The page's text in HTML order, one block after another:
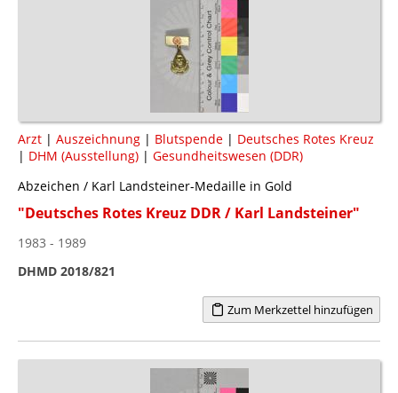
Arzt | Auszeichnung | Blutspende | Deutsches Rotes Kreuz
| DHM (Ausstellung) | Gesundheitswesen (DDR)
Abzeichen / Karl Landsteiner-Medaille in Gold
"Deutsches Rotes Kreuz DDR / Karl Landsteiner"
1983 - 1989
DHMD 2018/821
Zum Merkzettel hinzufügen